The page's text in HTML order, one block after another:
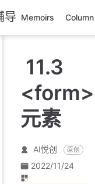
导 Memoirs Column
11.3
<form>
元素
AI悦创 原创
2022/11/24